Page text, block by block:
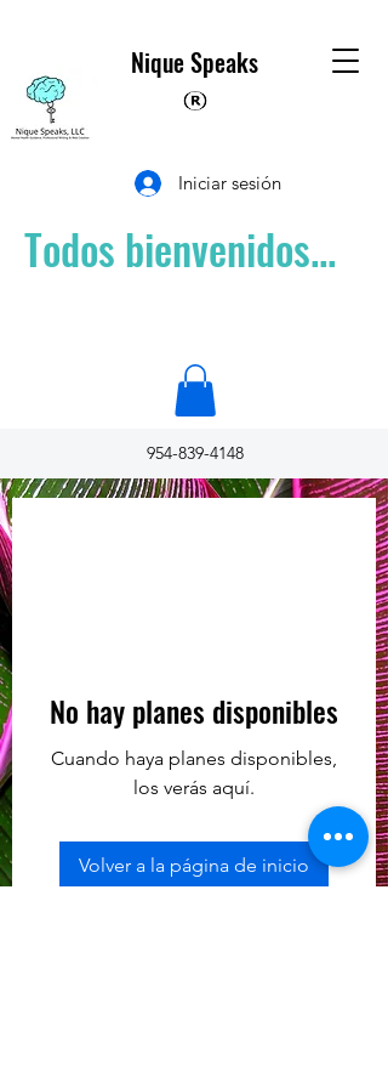
Nique Speaks
Iniciar sesión
Todos bienvenidos...
954-839-4148
No hay planes disponibles
Cuando haya planes disponibles,
los verás aquí.
Volver a la página de inicio